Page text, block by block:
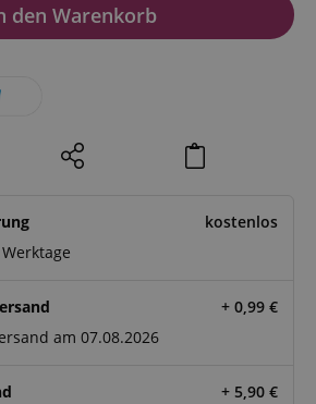
den Warenkorb
kostenlos
+ 0,99 €
am 07.08.2026
+ 5,90 €